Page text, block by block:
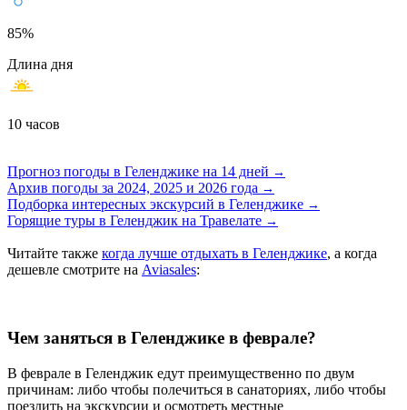
85%
Длина дня
10 часов
Прогноз погоды в Геленджике на 14 дней →
Архив погоды за 2024, 2025 и 2026 годa →
Подборка интересных экскурсий в Геленджике →
Горящие туры в Геленджик на Травелате →
Читайте также когда лучше отдыхать в Геленджике, а когда
дешевле смотрите на Aviasales:
Чем заняться в Геленджике в феврале?
В феврале в Геленджик едут преимущественно по двум
причинам: либо чтобы полечиться в санаториях, либо чтобы
поездить на экскурсии и осмотреть местные